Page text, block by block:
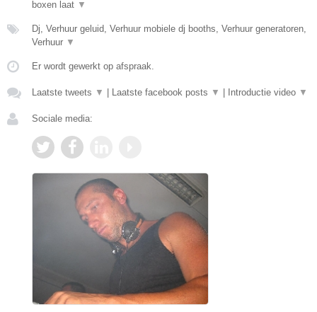
boxen laat ▼
Dj, Verhuur geluid, Verhuur mobiele dj booths, Verhuur generatoren,
Verhuur ▼
Er wordt gewerkt op afspraak.
Laatste tweets ▼ | Laatste facebook posts ▼ | Introductie video ▼
Sociale media: